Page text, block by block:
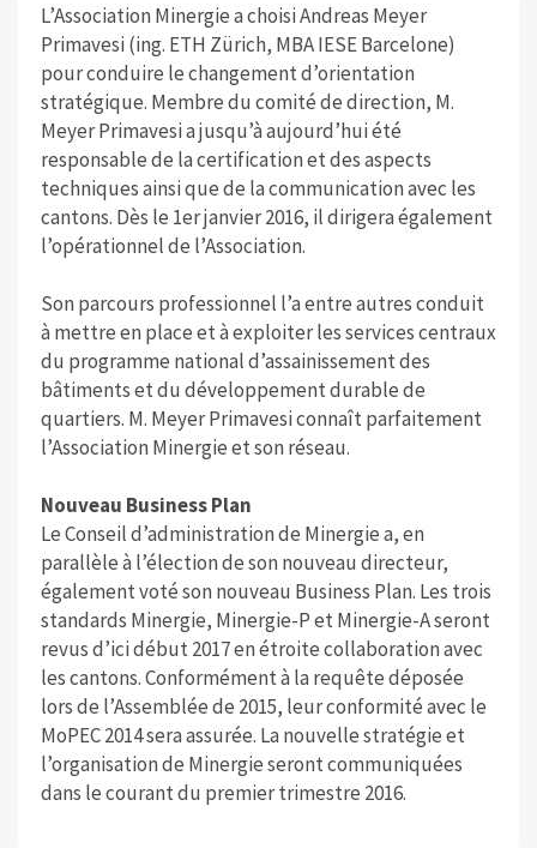
L’Association Minergie a choisi Andreas Meyer
Primavesi (ing. ETH Zürich, MBA IESE Barcelone)
pour conduire le changement d’orientation
stratégique. Membre du comité de direction, M.
Meyer Primavesi a jusqu’à aujourd’hui été
responsable de la certification et des aspects
techniques ainsi que de la communication avec les
cantons. Dès le 1er janvier 2016, il dirigera également
l’opérationnel de l’Association.
Son parcours professionnel l’a entre autres conduit
à mettre en place et à exploiter les services centraux
du programme national d’assainissement des
bâtiments et du développement durable de
quartiers. M. Meyer Primavesi connaît parfaitement
l’Association Minergie et son réseau.
Nouveau Business Plan
Le Conseil d’administration de Minergie a, en
parallèle à l’élection de son nouveau directeur,
également voté son nouveau Business Plan. Les trois
standards Minergie, Minergie-P et Minergie-A seront
revus d’ici début 2017 en étroite collaboration avec
les cantons. Conformément à la requête déposée
lors de l’Assemblée de 2015, leur conformité avec le
MoPEC 2014 sera assurée. La nouvelle stratégie et
l’organisation de Minergie seront communiquées
dans le courant du premier trimestre 2016.